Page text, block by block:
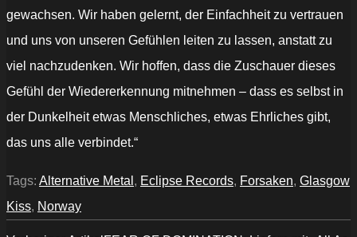
gewachsen. Wir haben gelernt, der Einfachheit zu vertrauen
und uns von unseren Gefühlen leiten zu lassen, anstatt zu
viel nachzudenken. Wir hoffen, dass die Zuschauer dieses
Gefühl der Wiedererkennung mitnehmen – dass es selbst in
der Dunkelheit etwas Menschliches, etwas Ehrliches gibt,
das uns alle verbindet.“
Tags: Alternative Metal , Eclipse Records, Forsaken, Glasgow
Kiss, Norway